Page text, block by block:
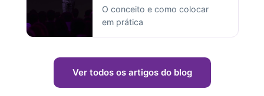
O conceito e como colocar
em prática
Ver todos os artigos do blog